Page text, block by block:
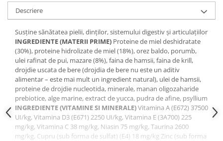
Descriere
Susține sănătatea pielii, dinților, sistemului digestiv și articulațiilor
INGREDIENTE (MATERII PRIME) Proteine de miel deshidratate
(30%), proteine hidrolizate de miel (18%), orez baldo, porumb,
ulei rafinat de pui, mazare (8%), faina de hamsii, faina de krill,
drojdie uscata de bere (drojdia de bere nu este un aditiv
alimentar – este mai mult un ingredient natural), ulei de hamsii,
proteine de drojdie nucleotida, minerale, manan oligozaharide
prebiotice, alge marine, extract de yucca, pudra de afine, psyllium
INGREDIENTE (VITAMINE SI MINERALE)Vitamina A (E672) 37500
UI/kg, Vitamina D3 (E671) 2250 UI/kg, Vitamina E (3A700) 225
mg/kg, Vitamina C 38 mg/kg, Niasin 75 mg/kg, Taurina 2600
mg/kg, Cupru (sub forma de sulfat) (E4) 18 mg/kg Zinc (sub forma